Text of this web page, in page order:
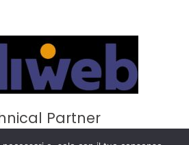
Partner